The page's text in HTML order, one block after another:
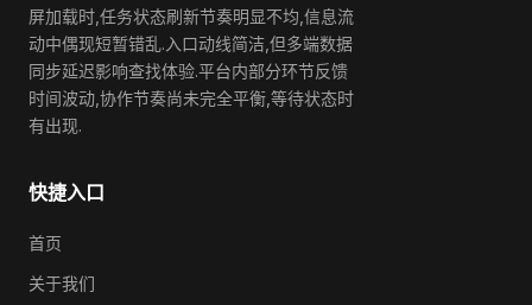
屏加载时,任务状态刷新节奏明显不均,信息流
动中偶现短暂错乱.入口动线简洁,但多端数据
同步延迟影响查找体验.平台内部分环节反馈
时间波动,协作节奏尚未完全平衡,等待状态时
有出现.
快捷入口
首页
关于我们